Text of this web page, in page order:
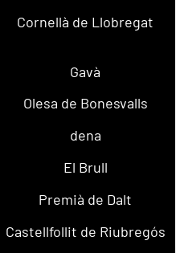
Cornellà de Llobregat
Gavà
Olesa de Bonesvalls
dena
El Brull
Premià de Dalt
Castellfollit de Riubregós